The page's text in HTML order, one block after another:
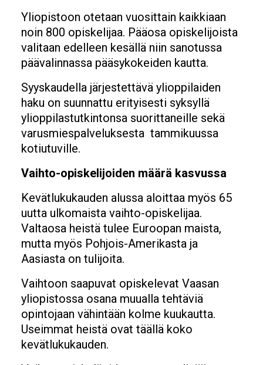
Yliopistoon otetaan vuosittain kaikkiaan
noin 800 opiskelijaa. Pääosa opiskelijoista
valitaan edelleen kesällä niin sanotussa
päävalinnassa pääsykokeiden kautta.
Syyskaudella järjestettävä ylioppilaiden
haku on suunnattu erityisesti syksyllä
ylioppilastutkintonsa suorittaneille sekä
varusmiespalveluksesta tammikuussa
kotiutuville.
Vaihto-opiskelijoiden määrä kasvussa
Kevätlukukauden alussa aloittaa myös 65
uutta ulkomaista vaihto-opiskelijaa.
Valtaosa heistä tulee Euroopan maista,
mutta myös Pohjois-Amerikasta ja
Aasiasta on tulijoita.
Vaihtoon saapuvat opiskelevat Vaasan
yliopistossa osana muualla tehtäviä
opintojaan vähintään kolme kuukautta.
Useimmat heistä ovat täällä koko
kevätlukukauden.